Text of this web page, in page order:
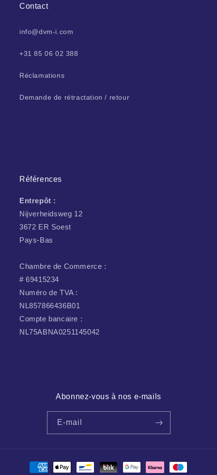
Contact
info@dvm-i.com
+31 85 06 02 388
Réclamations
Demande de rétractation / retour
Références
Entrepôt :
Nijverheidsweg 12
3672 ER Soest
Pays-Bas
Chambre de Commerce :
# 69415234
Numéro de TVA :
NL857866436B01
Compte bancaire :
NL75ABNA0251145042
Abonnez-vous à nos e-mails
E-mail
Modes